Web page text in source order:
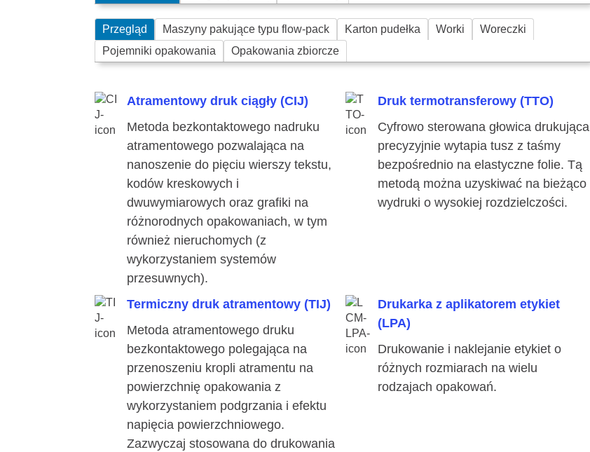
Przegląd Maszyny pakujące typu flow-pack Karton pudełka Worki
Woreczki
Pojemniki opakowania
Opakowania zbiorcze
Atramentowy druk ciągły (CIJ)
Metoda bezkontaktowego nadruku
atramentowego pozwalająca na
nanoszenie do pięciu wierszy tekstu,
kodów kreskowych i
dwuwymiarowych oraz grafiki na
różnorodnych opakowaniach, w tym
również nieruchomych (z
wykorzystaniem systemów
przesuwnych).
Druk termotransferowy (TTO)
Cyfrowo sterowana głowica drukująca
precyzyjnie wytapia tusz z taśmy
bezpośrednio na elastyczne folie. Tą
metodą można uzyskiwać na bieżąco
wydruki o wysokiej rozdzielczości.
Termiczny druk atramentowy (TIJ)
Metoda atramentowego druku
bezkontaktowego polegająca na
przenoszeniu kropli atramentu na
powierzchnię opakowania z
wykorzystaniem podgrzania i efektu
napięcia powierzchniowego.
Zazwyczaj stosowana do drukowania
Drukarka z aplikatorem etykiet
(LPA)
Drukowanie i naklejanie etykiet o
różnych rozmiarach na wielu
rodzajach opakowań.